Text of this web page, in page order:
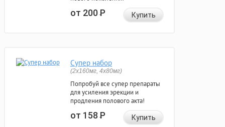
от 200Р Купить
Супер набор
(2х160мг, 4х80мг)
Попробуй все супер препараты
для усиления эрекции и
продления полового акта!
от 158Р Купить